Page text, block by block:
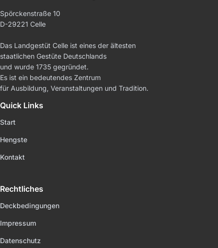
Spörckenstraße 10
D-29221 Celle
Das Landgestüt Celle ist eines der ältesten
staatlichen Gestüte Deutschlands
und wurde 1735 gegründet.
Es ist ein bedeutendes Zentrum
für Ausbildung, Veranstaltungen und Tradition.
Quick Links
Start
Hengste
Kontakt
Rechtliches
Deckbedingungen
Impressum
Datenschutz